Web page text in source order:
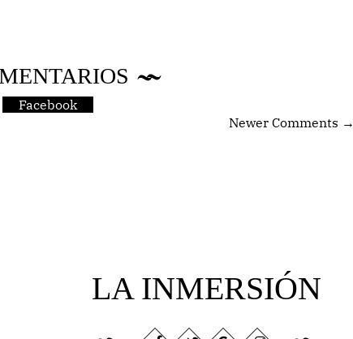
Facebook
Newer Comments →
LA INMERSIÓN